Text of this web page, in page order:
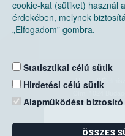
cookie-kat (sütiket) használ
érdekében, melynek
„Elfogadom” gombra.
Statisztikai célú sütik
Hirdetési célú sütik
Alapműködést
ÖSSZES
Nemzeti
Levelezési